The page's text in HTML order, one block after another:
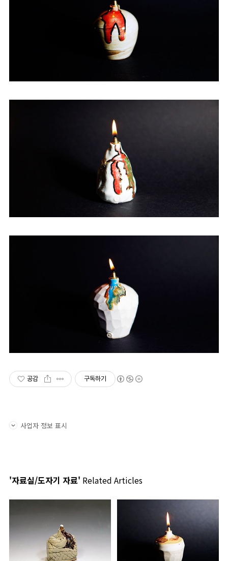
공감 구독하기
사업자 정보 표시
'자료실/도자기 자료' Related Articles